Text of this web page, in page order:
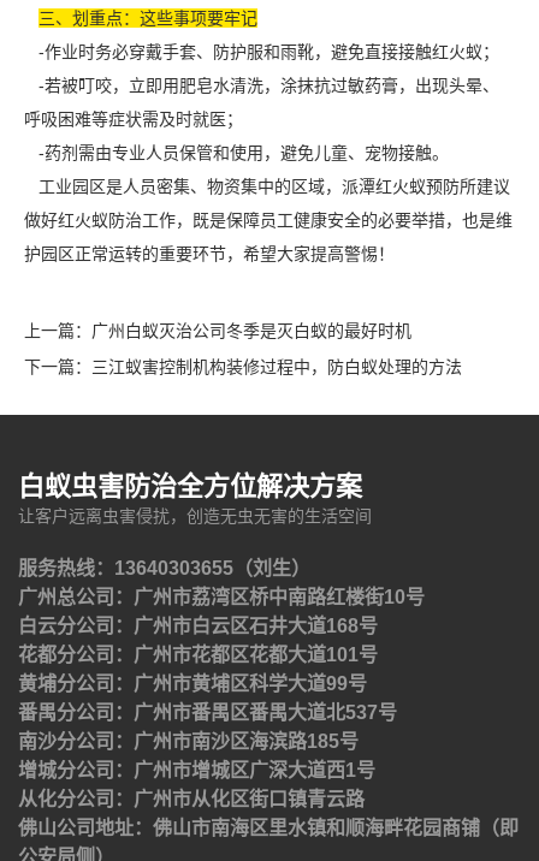
三、划重点：这些事项要牢记
-作业时务必穿戴手套、防护服和雨靴，避免直接接触红火蚁；
-若被叮咬，立即用肥皂水清洗，涂抹抗过敏药膏，出现头晕、
呼吸困难等症状需及时就医；
-药剂需由专业人员保管和使用，避免儿童、宠物接触。
工业园区是人员密集、物资集中的区域，派潭红火蚁预防所建议
做好红火蚁防治工作，既是保障员工健康安全的必要举措，也是维
护园区正常运转的重要环节，希望大家提高警惕！
上一篇： 广州白蚁灭治公司冬季是灭白蚁的最好时机
下一篇： 三江蚁害控制机构装修过程中，防白蚁处理的方法
白蚁虫害防治全方位解决方案
让客户远离虫害侵扰，创造无虫无害的生活空间
服务热线：13640303655（刘生）
广州总公司：广州市荔湾区桥中南路红楼街10号
白云分公司：广州市白云区石井大道168号
花都分公司：广州市花都区花都大道101号
黄埔分公司：广州市黄埔区科学大道99号
番禺分公司：广州市番禺区番禺大道北537号
南沙分公司：广州市南沙区海滨路185号
增城分公司：广州市增城区广深大道西1号
从化分公司：广州市从化区街口镇青云路
佛山公司地址：佛山市南海区里水镇和顺海畔花园商铺（即
公安局侧）